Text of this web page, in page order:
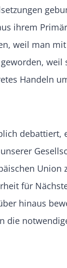
ihrem
weil man
Handeln
debattiert,
Union
für
hinaus
die